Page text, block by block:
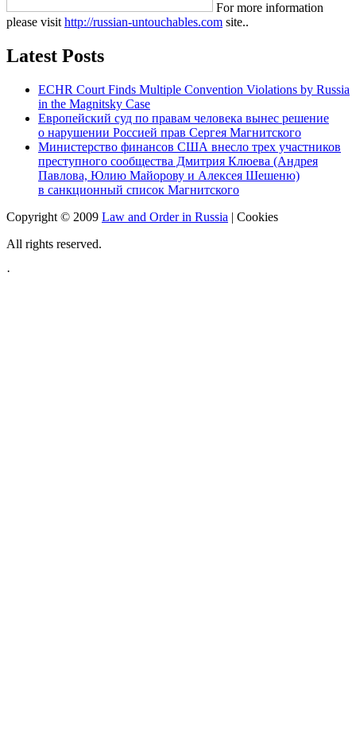
For more information
please visit http://russian-untouchables.com site..
Latest Posts
ECHR Court Finds Multiple Convention Violations by Russia
in the Magnitsky Case
Европейский суд по правам человека вынес решение
о нарушении Россией прав Сергея Магнитского
Министерство финансов США внесло трех участников
преступного сообщества Дмитрия Клюева (Андрея
Павлова, Юлию Майорову и Алексея Шешеню)
в санкционный список Магнитского
Copyright © 2009 Law and Order in Russia | Cookies
All rights reserved.
·